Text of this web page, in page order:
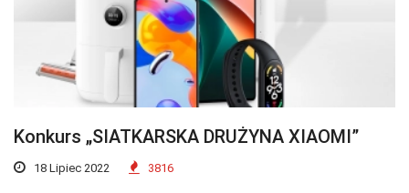
Konkurs „SIATKARSKA DRUŻYNA XIAOMI”
18 Lipiec 2022 3816